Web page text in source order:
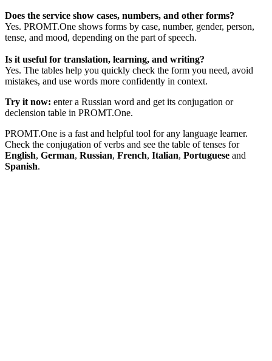
Does the service show cases, numbers, and other forms?
Yes. PROMT.One shows forms by case, number, gender, person,
tense, and mood, depending on the part of speech.
Is it useful for translation, learning, and writing?
Yes. The tables help you quickly check the form you need, avoid
mistakes, and use words more confidently in context.
Try it now: enter a Russian word and get its conjugation or
declension table in PROMT.One.
PROMT.One is a fast and helpful tool for any language learner.
Check the conjugation of verbs and see the table of tenses for
English, German, Russian, French, Italian, Portuguese and
Spanish.